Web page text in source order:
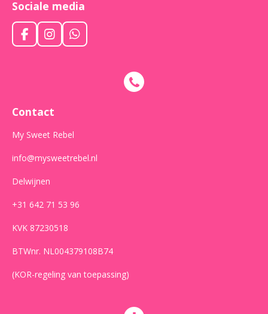
Sociale media
F
a
k
I
n
r
a
m
W
h
Contact
My Sweet Rebel
info@mysweetrebel.nl
Delwijnen
+31 642 71 53 96
KVK 87230518
BTWnr. NL004379108B74
(KOR-regeling van toepassing)